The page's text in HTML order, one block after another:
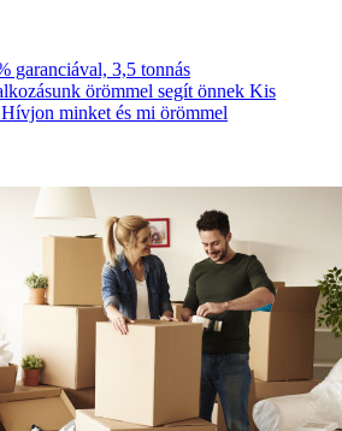
garanciával, 3,5 tonnás
örömmel segít önnek Kis
minket és mi örömmel